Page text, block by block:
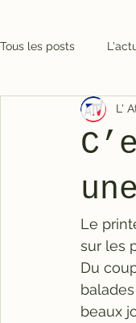
Tous les posts
L'
Le
sur les
Du
beaux